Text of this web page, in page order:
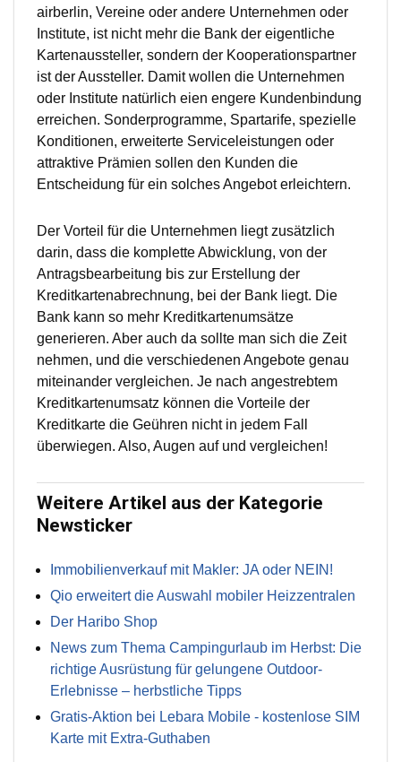
airberlin, Vereine oder andere Unternehmen oder
Institute, ist nicht mehr die Bank der eigentliche
Kartenaussteller, sondern der Kooperationspartner
ist der Aussteller. Damit wollen die Unternehmen
oder Institute natürlich eien engere Kundenbindung
erreichen. Sonderprogramme, Spartarife, spezielle
Konditionen, erweiterte Serviceleistungen oder
attraktive Prämien sollen den Kunden die
Entscheidung für ein solches Angebot erleichtern.
Der Vorteil für die Unternehmen liegt zusätzlich
darin, dass die komplette Abwicklung, von der
Antragsbearbeitung bis zur Erstellung der
Kreditkartenabrechnung, bei der Bank liegt. Die
Bank kann so mehr Kreditkartenumsätze
generieren. Aber auch da sollte man sich die Zeit
nehmen, und die verschiedenen Angebote genau
miteinander vergleichen. Je nach angestrebtem
Kreditkartenumsatz können die Vorteile der
Kreditkarte die Geühren nicht in jedem Fall
überwiegen. Also, Augen auf und vergleichen!
Weitere Artikel aus der Kategorie
Newsticker
Immobilienverkauf mit Makler: JA oder NEIN!
Qio erweitert die Auswahl mobiler Heizzentralen
Der Haribo Shop
News zum Thema Campingurlaub im Herbst: Die
richtige Ausrüstung für gelungene Outdoor-
Erlebnisse – herbstliche Tipps
Gratis-Aktion bei Lebara Mobile - kostenlose SIM
Karte mit Extra-Guthaben